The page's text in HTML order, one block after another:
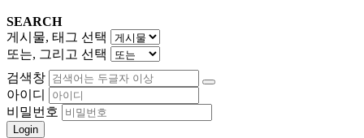
SEARCH
게시물, 태그 선택
또는, 그리고 선택
검색창
아이디
비밀번호
Login